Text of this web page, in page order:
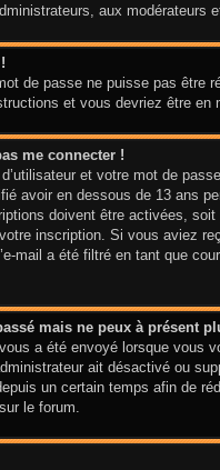
aux
de passe ne puisse pas être
et vous devriez être en
me connecter !
et votre mot de
avoir en dessous de 13 ans
doivent être activées,
inscription. Si vous aviez
mail a été filtré en tant que
mais ne peux à présent
a été envoyé lorsque
ait désactivé ou
un certain temps afin de
le forum.